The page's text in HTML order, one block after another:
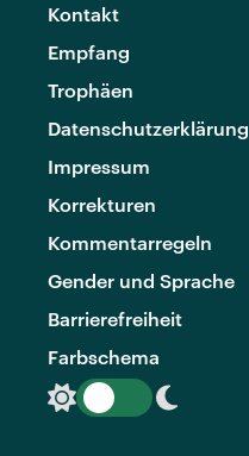
Kontakt
Empfang
Trophäen
Datenschutzerklärung
Impressum
Korrekturen
Kommentarregeln
Gender und Sprache
Barrierefreiheit
Farbschema